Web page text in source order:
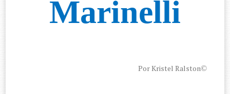
Marinelli
Por Kristel Ralston©